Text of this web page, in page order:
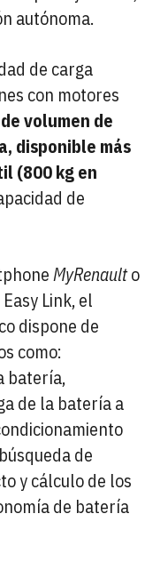
autónoma.
de carga
con motores
volumen de
disponible más
(800 kg en
de
MyRenaulto
Link, el
dispone de
como:
batería,
de la batería a
de
y cálculo de los
de batería